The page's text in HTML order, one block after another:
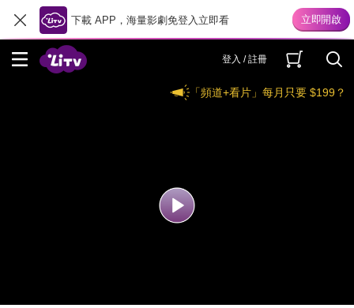
下載 APP，海量影劇免登入立即看
登入 / 註冊
「頻道+看片」每月只要 $199？